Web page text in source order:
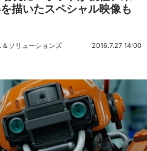
描いたスペシャル映像も
ソリューションズ 2016.7.27 14:00